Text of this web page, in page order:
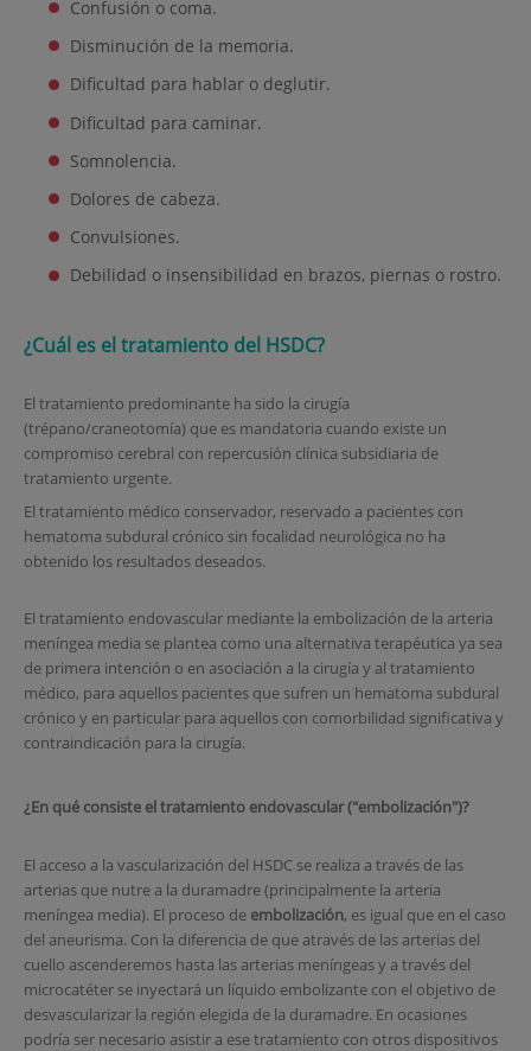
Confusión o coma.
Disminución de la memoria.
Dificultad para hablar o deglutir.
Dificultad para caminar.
Somnolencia.
Dolores de cabeza.
Convulsiones.
Debilidad o insensibilidad en brazos, piernas o rostro.
¿Cuál es el tratamiento del HSDC?
El tratamiento predominante ha sido la cirugía
(trépano/craneotomía) que es mandatoria cuando existe un
compromiso cerebral con repercusión clínica subsidiaria de
tratamiento urgente.
El tratamiento médico conservador, reservado a pacientes con
hematoma subdural crónico sin focalidad neurológica no ha
obtenido los resultados deseados.
El tratamiento endovascular mediante la embolización de la arteria
meníngea media se plantea como una alternativa terapéutica ya sea
de primera intención o en asociación a la cirugía y al tratamiento
médico, para aquellos pacientes que sufren un hematoma subdural
crónico y en particular para aquellos con comorbilidad significativa y
contraindicación para la cirugía.
¿En qué consiste el tratamiento endovascular ("embolización")?
El acceso a la vascularización del HSDC se realiza a través de las
arterias que nutre a la duramadre (principalmente la arteria
meníngea media). El proceso de embolización, es igual que en el caso
del aneurisma. Con la diferencia de que através de las arterias del
cuello ascenderemos hasta las arterias meníngeas y a través del
microcatéter se inyectará un líquido embolizante con el objetivo de
desvascularizar la región elegida de la duramadre. En ocasiones
podría ser necesario asistir a ese tratamiento con otros dispositivos